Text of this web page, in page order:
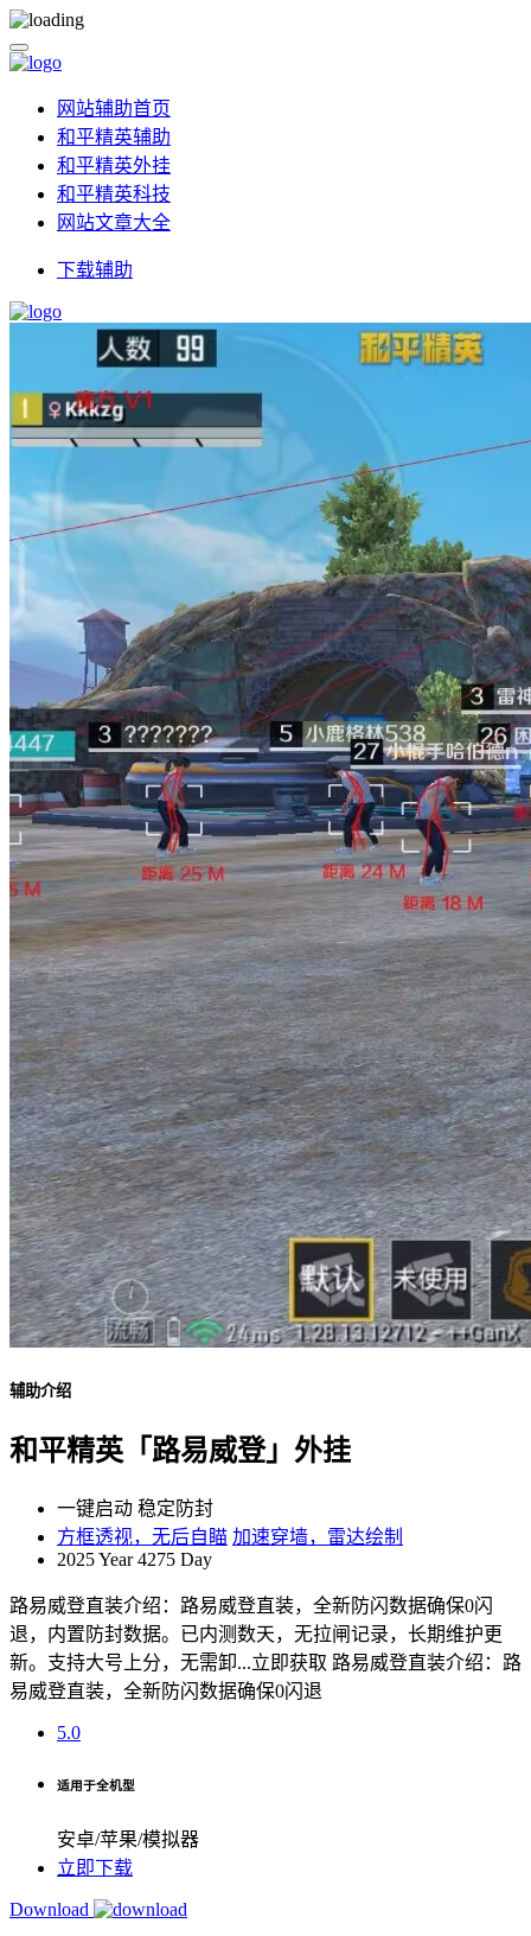
网站辅助首页
和平精英辅助
和平精英外挂
和平精英科技
网站文章大全
下载辅助
辅助介绍
和平精英「路易威登」外挂
一键启动 稳定防封
方框透视，无后自瞄 加速穿墙，雷达绘制
2025 Year 4275 Day
路易威登直装介绍：路易威登直装，全新防闪数据确保0闪
退，内置防封数据。已内测数天，无拉闸记录，长期维护更
新。支持大号上分，无需卸...立即获取 路易威登直装介绍：路
易威登直装，全新防闪数据确保0闪退
5.0
适用于全机型
安卓/苹果/模拟器
立即下载
Download